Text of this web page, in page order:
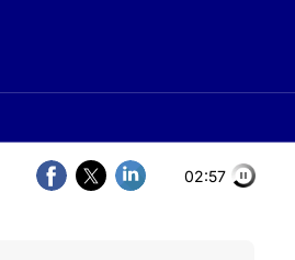
02:56